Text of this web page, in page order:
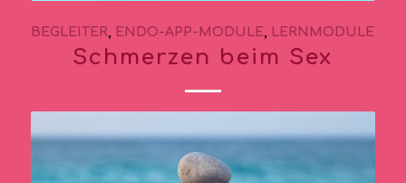
BEGLEITER, ENDO-APP-MODULE, LERNMODULE
Schmerzen beim Sex